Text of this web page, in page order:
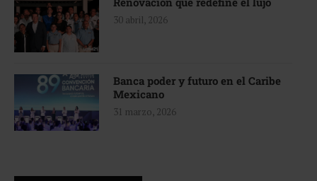
30 abril, 2026
Banca poder y futuro en el Caribe
Mexicano
31 marzo, 2026